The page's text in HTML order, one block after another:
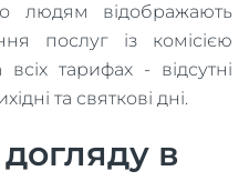
людям відображають
послуг із комісією
тарифах - відсутні
та святкові дні.
в